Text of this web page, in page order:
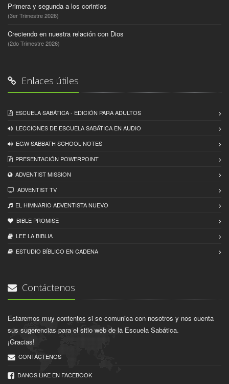
Primera y segunda a los corintios
(3er Trimestre 2026)
Creciendo en nuestra relación con Dios
(2do Trimestre 2026)
Enlaces útiles
ESCUELA SABÁTICA - EDICIÓN PARA ADULTOS
LECCIONES DE ESCUELA SABÁTICA EN AUDIO
EGW SABBATH SCHOOL NOTES
PRESENTACIÓN POWERPOINT
ADVENTIST MISSION
ADVENTIST TV
EL HIMNARIO ADVENTISTA NUEVO
BIBLE PROMISE
LEE LA BIBLIA
ESTUDIO BÍBLICO EN CADENA
Contáctenos
Estaremos muy contentos si se comunica con nosotros y nos cuenta
sus sugerencias para el sitio web de la Escuela Sabática.
¡Gracias!
CONTÁCTENOS
DANOS LIKE EN FACEBOOK